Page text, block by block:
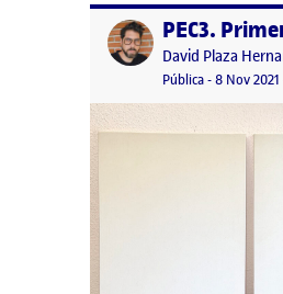
Publicado por
Publicado por
David Plaza
Visibilidad:
Pública-Fecha de
8 Nov 2021